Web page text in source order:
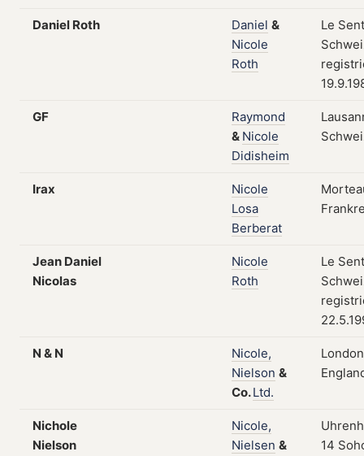
Daniel Roth Daniel &
Nicole
Roth
Le
GF
Raymond
& Nicole
Didisheim
Irax
Nicole
Losa
Berberat
Jean Daniel
Nicolas
Nicole
Roth
Le
N & N
Nicole,
Nielson &
Co.Ltd.
Nichole
Nielson
Nicole,
Nielsen &
14